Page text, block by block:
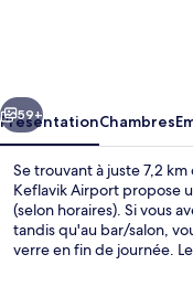
Keflavik
Airport
Suivant
59+
PrésentationChambres
Se trouvant à juste 7,2
Keflavik Airport propose
(selon horaires). Si vous
tandis qu'au bar/salon,
verre en fin de journée.